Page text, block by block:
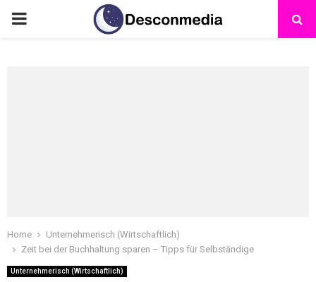
Home
Unternehmerisch (Wirtschaftlich)
Zeit bei der Buchhaltung sparen – Tipps für Selbständige
Unternehmerisch (Wirtschaftlich)